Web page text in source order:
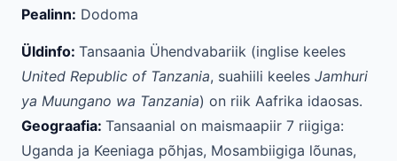
Pealinn: Dodoma
Üldinfo: Tansaania Ühendvabariik (inglise keeles
United Republic of Tanzania, suahiili keeles Jamhuri
ya Muungano wa Tanzania) on riik Aafrika idaosas.
Geograafia: Tansaanial on maismaapiir 7 riigiga:
Uganda ja Keeniaga põhjas, Mosambiigiga lõunas,